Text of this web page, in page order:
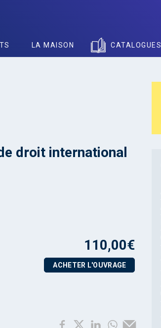
LA MAISON CATALOGUES
droit international
110,00€
ACHETER L'OUVRAGE